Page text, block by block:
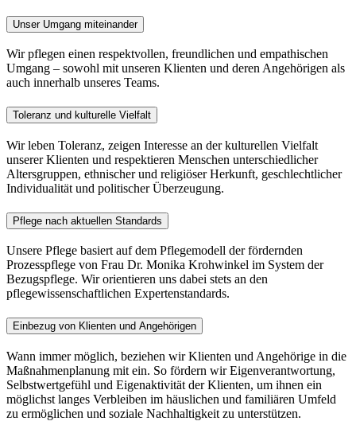
Unser Umgang miteinander
Wir pflegen einen respektvollen, freundlichen und empathischen
Umgang – sowohl mit unseren Klienten und deren Angehörigen als
auch innerhalb unseres Teams.
Toleranz und kulturelle Vielfalt
Wir leben Toleranz, zeigen Interesse an der kulturellen Vielfalt
unserer Klienten und respektieren Menschen unterschiedlicher
Altersgruppen, ethnischer und religiöser Herkunft, geschlechtlicher
Individualität und politischer Überzeugung.
Pflege nach aktuellen Standards
Unsere Pflege basiert auf dem Pflegemodell der fördernden
Prozesspflege von Frau Dr. Monika Krohwinkel im System der
Bezugspflege. Wir orientieren uns dabei stets an den
pflegewissenschaftlichen Expertenstandards.
Einbezug von Klienten und Angehörigen
Wann immer möglich, beziehen wir Klienten und Angehörige in die
Maßnahmenplanung mit ein. So fördern wir Eigenverantwortung,
Selbstwertgefühl und Eigenaktivität der Klienten, um ihnen ein
möglichst langes Verbleiben im häuslichen und familiären Umfeld
zu ermöglichen und soziale Nachhaltigkeit zu unterstützen.